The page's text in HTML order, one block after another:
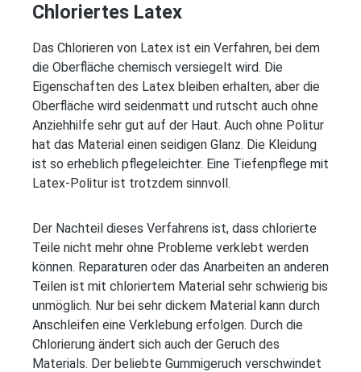
Chloriertes Latex
Das Chlorieren von Latex ist ein Verfahren, bei dem
die Oberfläche chemisch versiegelt wird. Die
Eigenschaften des Latex bleiben erhalten, aber die
Oberfläche wird seidenmatt und rutscht auch ohne
Anziehhilfe sehr gut auf der Haut. Auch ohne Politur
hat das Material einen seidigen Glanz. Die Kleidung
ist so erheblich pflegeleichter. Eine Tiefenpflege mit
Latex-Politur ist trotzdem sinnvoll.
Der Nachteil dieses Verfahrens ist, dass chlorierte
Teile nicht mehr ohne Probleme verklebt werden
können. Reparaturen oder das Anarbeiten an anderen
Teilen ist mit chloriertem Material sehr schwierig bis
unmöglich. Nur bei sehr dickem Material kann durch
Anschleifen eine Verklebung erfolgen. Durch die
Chlorierung ändert sich auch der Geruch des
Materials. Der beliebte Gummigeruch verschwindet